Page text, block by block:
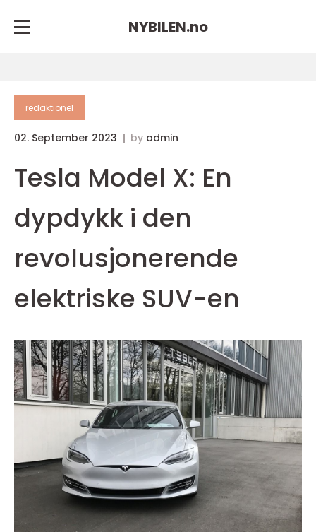
NYBILEN.no
redaktionel
02. September 2023 by admin
Tesla Model X: En
dypdykk i den
revolusjonerende
elektriske SUV-en